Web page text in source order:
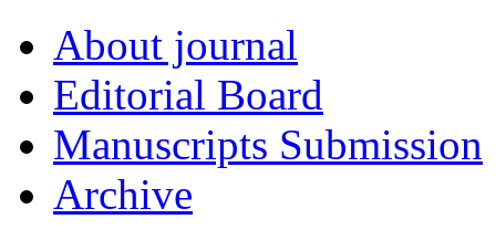
About journal
Editorial Board
Manuscripts Submission
Archive